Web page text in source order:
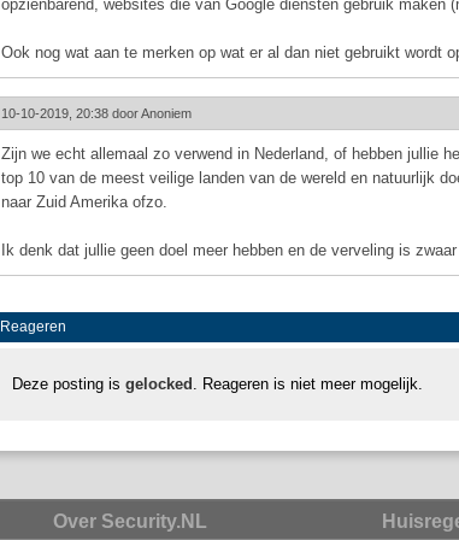
opzienbarend, websites die van Google diensten gebruik maken
Ook nog wat aan te merken op wat er al dan niet gebruikt wordt
10-10-2019, 20:38 doorAnoniem
Zijn we echt allemaal zo verwend in Nederland, of hebben jullie
top 10 van de meest veilige landen van de wereld en natuurlijk
naar Zuid Amerika ofzo.
Ik denk dat jullie geen doel meer hebben en de verveling is
Reageren
Deze posting is gelocked . Reageren is niet meer mogelijk.
Over Security.NL